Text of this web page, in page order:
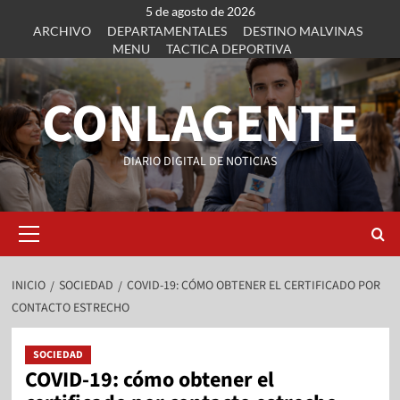
5 de agosto de 2026
ARCHIVO
DEPARTAMENTALES
DESTINO MALVINAS
MENU
TACTICA DEPORTIVA
CONLAGENTE
DIARIO DIGITAL DE NOTICIAS
INICIO SOCIEDAD
COVID-19: CÓMO OBTENER EL CERTIFICADO POR
CONTACTO ESTRECHO
SOCIEDAD
COVID-19: cómo obtener el